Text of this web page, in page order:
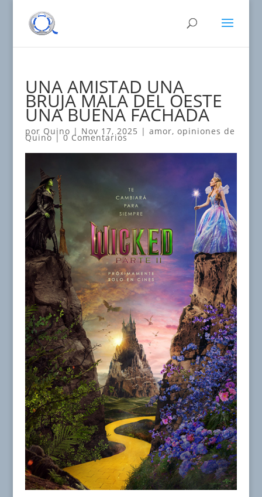
UNA AMISTAD UNA
BRUJA MALA DEL OESTE
UNA BUENA FACHADA
por Quino | Nov 17, 2025 | amor, opiniones de
Quino|0 Comentarios